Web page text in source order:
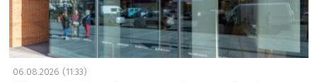
06.08.2026 (11:33)